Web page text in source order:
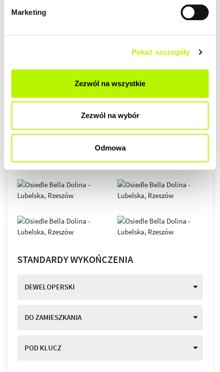
Marketing
Pokaż szczegóły
Zezwól na wszystkie
Zezwól na wybór
Odmowa
STANDARDY WYKOŃCZENIA
DEWELOPERSKI
DO ZAMIESZKANIA
POD KLUCZ